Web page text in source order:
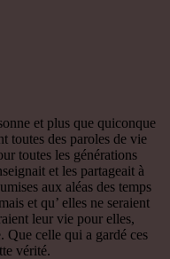
et plus que quiconque
toutes des paroles de vie
toutes les générations
et les partageait à
aux aléas des temps
et qu’ elles ne seraient
leur vie pour elles,
Que celle qui a gardé ces
vérité.